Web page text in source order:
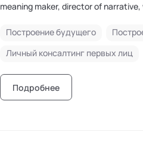
meaning maker, director of
Построение будущего
Личный консалтинг первых лиц
Подробнее